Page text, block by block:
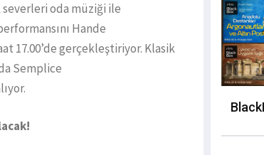
oda müziği ile
Hande
17.00’de gerçekleştiriyor. Klasik
Semplice